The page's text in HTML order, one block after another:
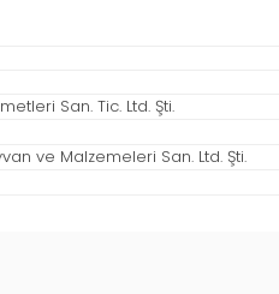
San. Tic. Ltd. Şti.
ve Malzemeleri San. Ltd. Şti.